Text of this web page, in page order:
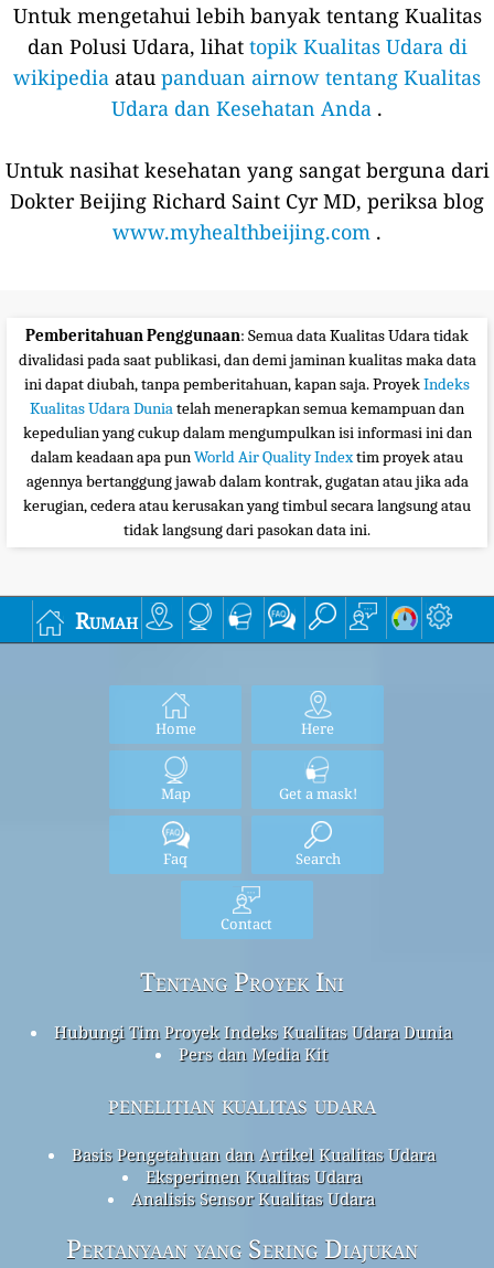
Untuk mengetahui lebih banyak tentang Kualitas
dan Polusi Udara, lihat topik Kualitas Udara di
wikipedia atau panduan airnow tentang Kualitas
Udara dan Kesehatan Anda .
Untuk nasihat kesehatan yang sangat berguna dari
Dokter Beijing Richard Saint Cyr MD, periksa blog
www.myhealthbeijing.com .
Pemberitahuan Penggunaan: Semua data Kualitas Udara tidak
divalidasi pada saat publikasi, dan demi jaminan kualitas maka data
ini dapat diubah, tanpa pemberitahuan, kapan saja. ProyekIndeks
Kualitas Udara Duniatelah menerapkan semua kemampuan dan
kepedulian yang cukup dalam mengumpulkan isi informasi ini dan
dalam keadaan apa punWorld Air Quality Indextim proyek atau
agennya bertanggung jawab dalam kontrak, gugatan atau jika ada
kerugian, cedera atau kerusakan yang timbul secara langsung atau
tidak langsung dari pasokan data ini.
Rumah
Home Here
Map Get a mask!
Faq Search
Contact
Tentang Proyek Ini
Hubungi Tim Proyek Indeks Kualitas Udara Dunia
Pers dan Media Kit
penelitian kualitas udara
Basis Pengetahuan dan Artikel Kualitas Udara
Eksperimen Kualitas Udara
Analisis Sensor Kualitas Udara
Pertanyaan yang Sering Diajukan